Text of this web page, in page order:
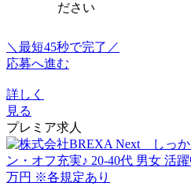
ださい
＼最短45秒で完了／
応募へ進む
詳しく
見る
プレミア求人